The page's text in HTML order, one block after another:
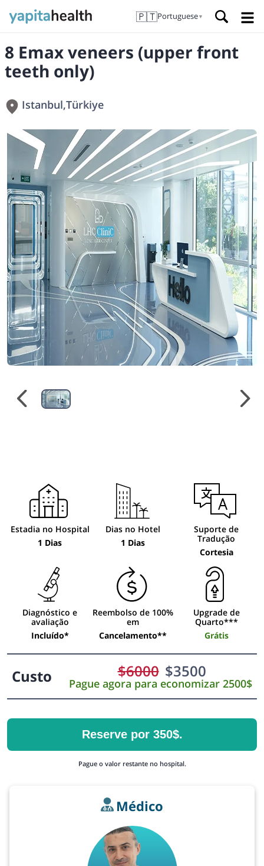
🇵🇹Portuguese▼
8 Emax veneers (upper front
teeth only)
Istanbul,Türkiye
Estadia no Hospital
1 Dias
Dias no Hotel
1 Dias
Suporte de
Tradução
Cortesia
Diagnóstico e
avaliação
Incluído*
Reembolso de 100%
em
Cancelamento**
Upgrade de
Quarto***
Grátis
Custo $6000 $3500
Pague agora para economizar 2500$
Reserve por 350$.
Pague o valor restante no hospital.
Médico